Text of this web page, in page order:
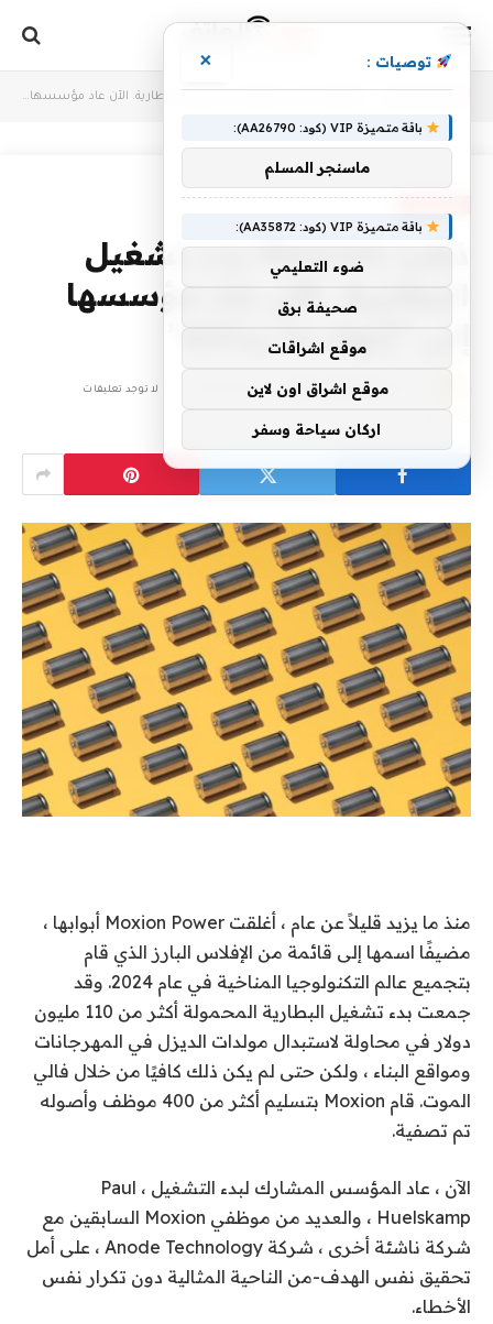
ذهب Moxion بدء تشغيل
البطارية. الآن عاد مؤسسها
إلى “إنهاء ما بدأناه”
بواسطة CODES-VODAFONE سبتمبر 26, 2025 لا توجد تعليقات
منذ ما يزيد قليلاً عن عام ، أغلقت Moxion Power أبوابها ،
مضيفًا اسمها إلى قائمة من الإفلاس البارز الذي قام
بتجميع عالم التكنولوجيا المناخية في عام 2024. وقد
جمعت بدء تشغيل البطارية المحمولة أكثر من 110 مليون
دولار في محاولة لاستبدال مولدات الديزل في المهرجانات
ومواقع البناء ، ولكن حتى لم يكن ذلك كافيًا من خلال فالي
الموت. قام Moxion بتسليم أكثر من 400 موظف وأصوله
تم تصفية.
الآن ، عاد المؤسس المشارك لبدء التشغيل ، Paul
Huelskamp ، والعديد من موظفي Moxion السابقين مع
شركة ناشئة أخرى ، شركة Anode Technology ، على أمل
تحقيق نفس الهدف-من الناحية المثالية دون تكرار نفس
الأخطاء.
توصيات : ×
باقة متميزة VIP (كود: AA26790):
ماسنجر المسلم
باقة متميزة VIP (كود: AA35872):
ضوء التعليمي
صحيفة برق
موقع اشراقات
موقع اشراق اون لاين
اركان سياحة وسفر